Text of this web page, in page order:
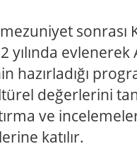
sonrası
yılında
hazırladığı
değerlerini
ve
katılır.